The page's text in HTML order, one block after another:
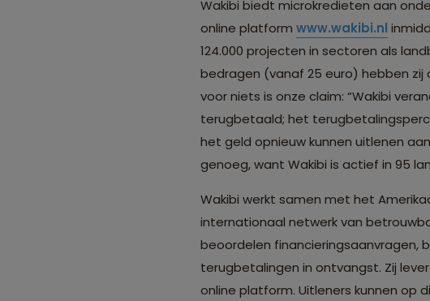
Wakibi biedt microkredieten aan
online platform www.wakibi.nl
124.000 projecten in sectoren als
bedragen (vanaf 25 euro) hebben zij
voor niets is onze claim: “Wakibi
terugbetaald; het
het geld opnieuw kunnen uitlenen
genoeg, want Wakibi is actief in 95
Wakibi werkt samen met het
internationaal netwerk van
beoordelen financieringsaanvragen,
terugbetalingen in ontvangst. Zij
online platform. Uitleners kunnen op